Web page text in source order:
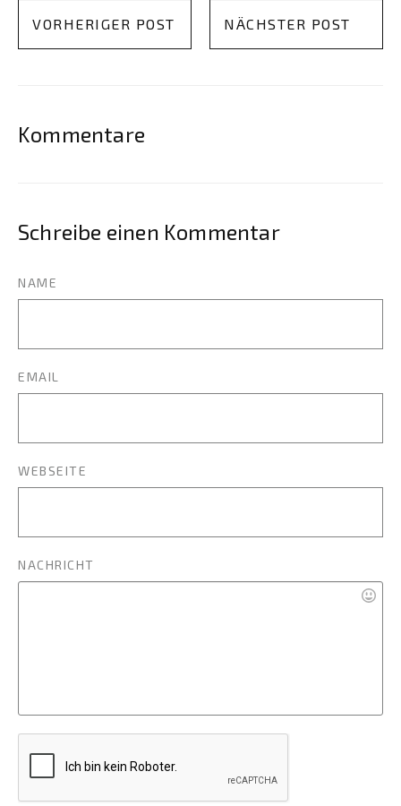
VORHERIGER POST NÄCHSTER POST
Kommentare
Schreibe einen Kommentar
NAME
EMAIL
WEBSEITE
NACHRICHT